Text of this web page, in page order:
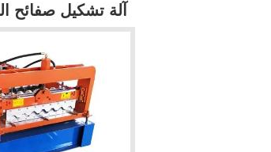
آلة تشكيل